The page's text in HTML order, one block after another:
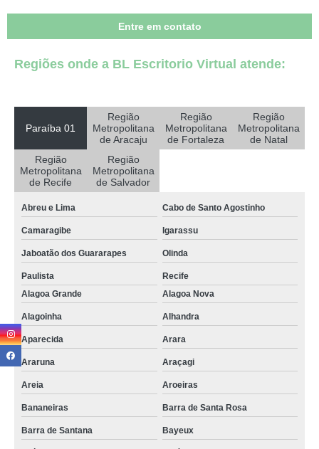
sala aluguel por hora valores Cacimba de Dentro
valor de sala por hora Juazeirinho
locação de sala por hora valores Juru
preço de sala coworking por hora Água Branca
alugar sala comercial por hora locação Gurinhém
valor de sala coworking por hora Pedras de Fogo
valor de sala aluguel por hora Gurinhém
valor de alugar sala comercial por hora Teixeira
sala coworking por hora Serra Branca
sala por hora Serra Branca
alugar sala por hora locação São Cristóvão
sala aluguel por hora valores Mogeiro
aluguel por hora de sala locação Monteiro
preço de sala por hora Fortaleza
sala de atendimento por hora Cajazeiras
Entre em contato
Regiões onde a BL Escritorio Virtual atende:
Paraíba 01
Região
Metropolitana
de Aracaju
Região
Metropolitana
de Fortaleza
Região
Metropolitana
de Natal
Região
Metropolitana
de Recife
Região
Metropolitana
de Salvador
Abreu e Lima Cabo de Santo Agostinho
Camaragibe Igarassu
Jaboatão dos Guararapes Olinda
Paulista
Recife
Alagoa Grande
Alagoa Nova
Alagoinha Alhandra
Aparecida Arara
Araruna Araçagi
Areia Aroeiras
Bananeiras Barra de Santa Rosa
Barra de Santana Bayeux